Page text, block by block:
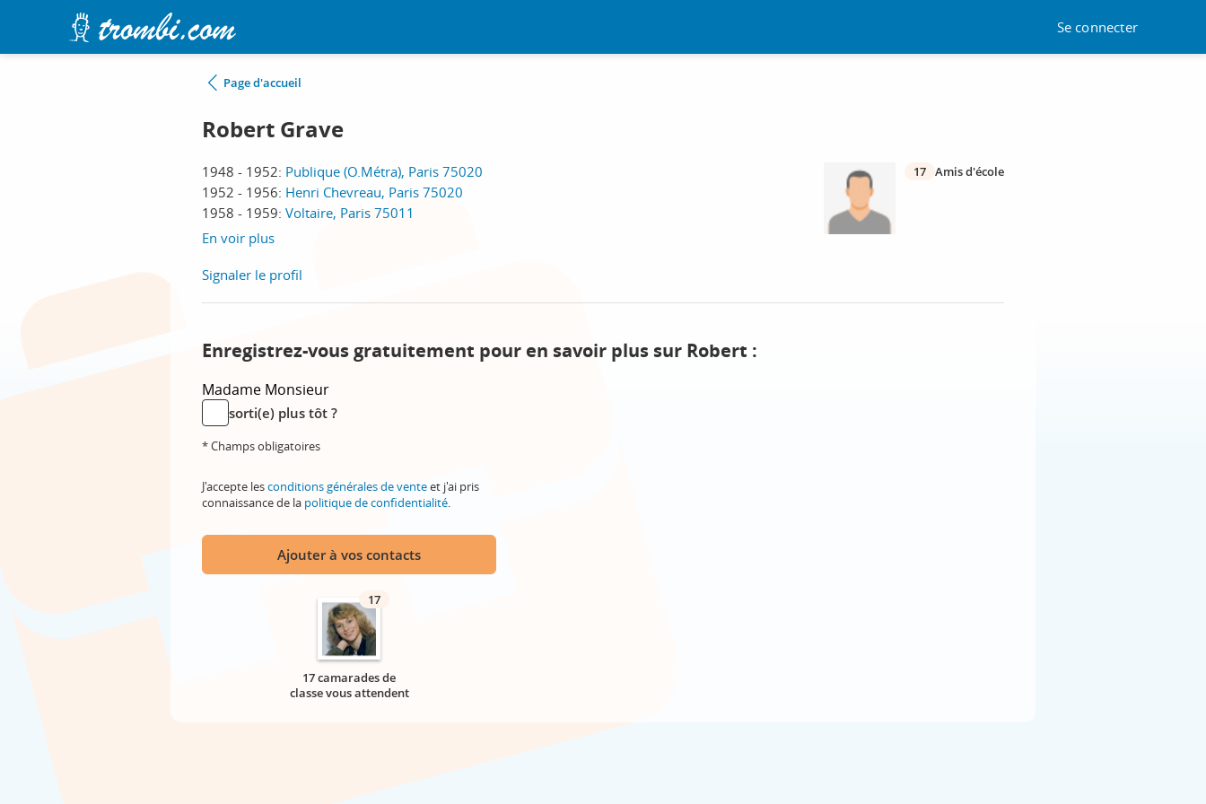
Se connecter
Page d'accueil
Robert Grave
1948 - 1952: Publique (O.Métra), Paris 75020
1952 - 1956: Henri Chevreau, Paris 75020
1958 - 1959: Voltaire, Paris 75011
En voir plus
17 Amis d'école
Signaler le profil
Enregistrez-vous gratuitement pour en savoir plus sur Robert :
Madame Monsieur
sorti(e) plus tôt ?
* Champs obligatoires
J'accepte lesconditions générales de venteet j'ai pris
connaissance de la politique de confidentialité.
Ajouter à vos contacts
17
17 camarades de
classe vous attendent